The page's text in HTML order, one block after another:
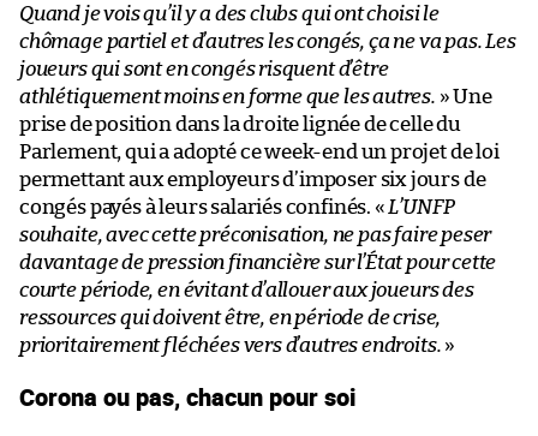
Quand je vois qu’il y a des clubs qui ont choisi le
chômage partiel et d’autres les congés, ça ne va pas. Les
joueurs qui sont en congés risquent d’être
athlétiquement moins en forme que les autres. » Une
prise de position dans la droite lignée de celle du
Parlement, qui a adopté ce week-end un projet de loi
permettant aux employeurs d’imposer six jours de
congés payés à leurs salariés confinés. «L’UNFP
souhaite, avec cette préconisation, ne pas faire peser
davantage de pression financière sur l’État pour cette
courte période, en évitant d’allouer aux joueurs des
ressources qui doivent être, en période de crise,
prioritairement fléchées vers d’autres endroits. »
Corona ou pas, chacun pour soi